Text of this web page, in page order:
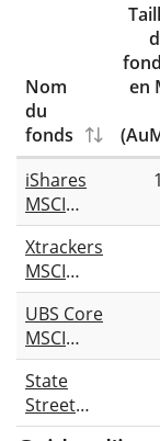
Nom
du
fonds
en
iShares
MSCI
Japan
EUR
Hedged
UCITS
ETF (Acc)
Xtrackers
MSCI
Japan
UCITS
ETF 4C -
EUR
Hedged
UBS Core
MSCI
Japan
UCITS
ETF hEUR
acc
State
Street
SPDR